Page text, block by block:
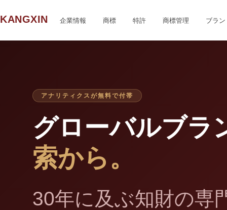
KANGXIN 企業情報 商標 特許 商標管理 ブラ
アナリティクスが無料で付帯
グローバルブラ
索から。
30年に及ぶ知財の専